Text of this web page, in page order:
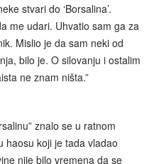
stvari do ‘Borsalina’.
me udari. Uhvatio sam ga za
Mislio je da sam neki od
bilo je. O silovanju i ostalim
ne znam ništa.”
znalo se u ratnom
haosu koji je tada vladao
nije bilo vremena da se